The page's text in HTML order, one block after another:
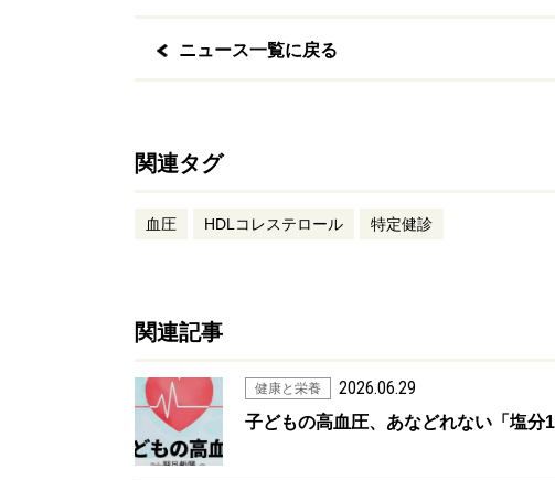
ニュース一覧に戻る
関連タグ
血圧 HDLコレステロール 特定健診
関連記事
健康と栄養 2026.06.29
子どもの高血圧、あなどれない「塩